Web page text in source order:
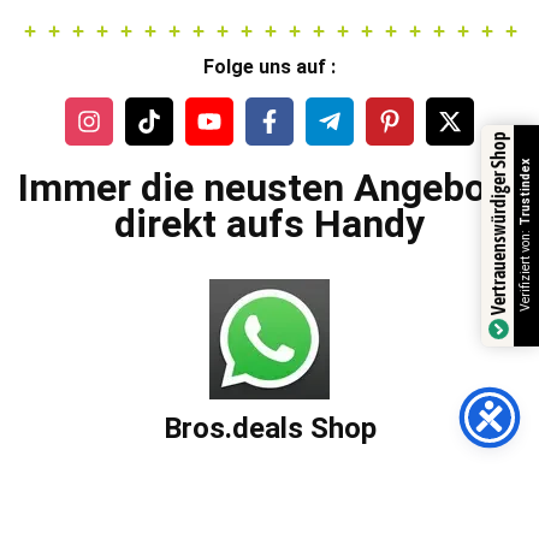
Folge uns auf :
Immer die neusten Angebote
direkt aufs Handy
Bros.deals Shop
Vertrauenswürdiger ShopVerifiziert von:
Trustindex